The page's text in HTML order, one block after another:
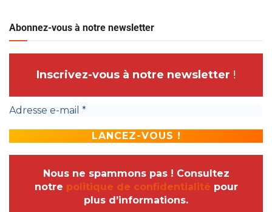
Abonnez-vous à notre newsletter
Inscrivez-vous à notre newsletter !
Nous ne spammons pas ! Consultez
notre politique de confidentialité pour
plus d’informations.